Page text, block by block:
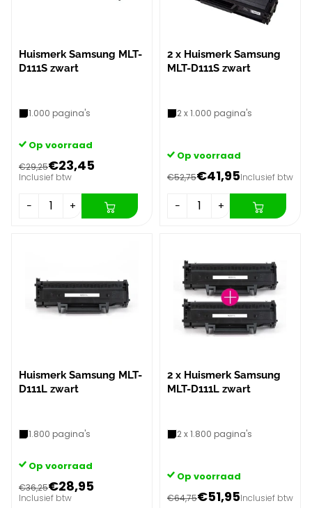
Huismerk Samsung MLT-
D111S zwart
1.000 pagina's
Op voorraad
€29,25€23,45
Inclusief btw
− +
2 x Huismerk Samsung
MLT-D111S zwart
2 x 1.000 pagina's
Op voorraad
€52,75€41,95Inclusief btw
− +
Huismerk Samsung MLT-
D111L zwart
1.800 pagina's
Op voorraad
€36,25€28,95
Inclusief btw
2 x Huismerk Samsung
MLT-D111L zwart
2 x 1.800 pagina's
Op voorraad
€64,75€51,95Inclusief btw